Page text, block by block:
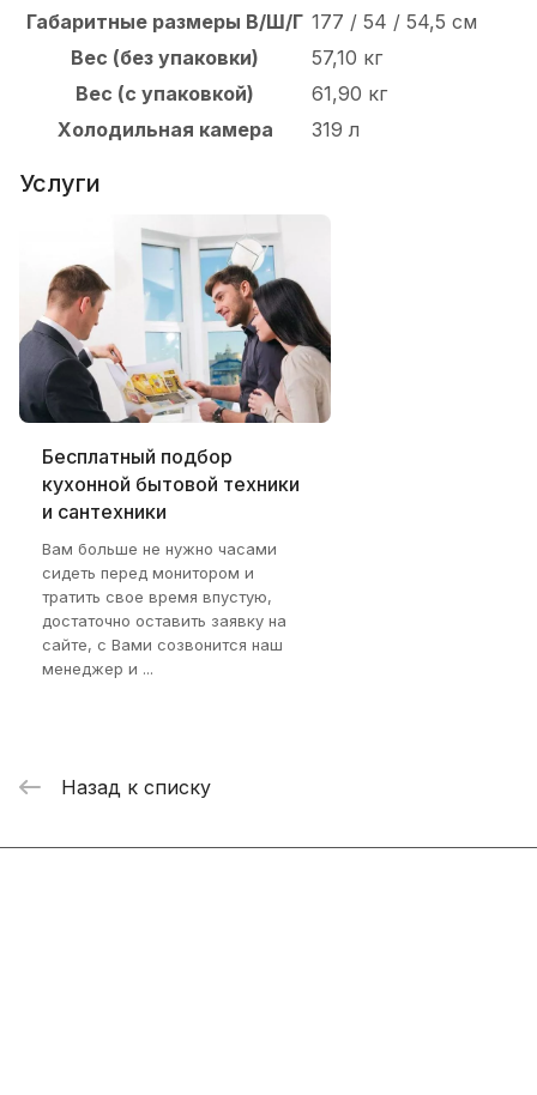
Габаритные размеры В/Ш/Г 177 / 54 / 54,5 см
Вес (без упаковки)
57,10 кг
Вес (с упаковкой)
61,90 кг
Холодильная камера
319 л
Услуги
Бесплатный подбор
кухонной бытовой техники
и сантехники
Вам больше не нужно часами
сидеть перед монитором и
тратить свое время впустую,
достаточно оставить заявку на
сайте, с Вами созвонится наш
менеджер и ...
Назад к списку